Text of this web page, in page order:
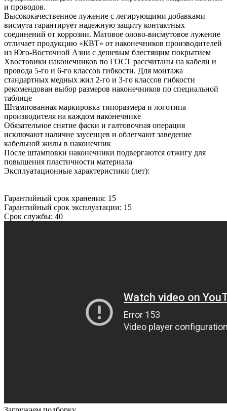
и проводов.
Высококачественное лужение с легирующими добавками
висмута гарантирует надежную защиту контактных
соединений от коррозии. Матовое олово-висмутовое лужение
отличает продукцию «КВТ» от наконечников производителей
из Юго-Восточной Азии с дешевым блестящим покрытием
Хвостовики наконечников по ГОСТ рассчитаны на кабели и
провода 5-го и 6-го классов гибкости. Для монтажа
стандартных медных жил 2-го и 3-го классов гибкости
рекомендован выбор размеров наконечников по специальной
таблице
Штампованная маркировка типоразмера и логотипа
производителя на каждом наконечнике
Обязательное снятие фаски и галтовочная операция
исключают наличие заусенцев и облегчают заведение
кабельной жилы в наконечник
После штамповки наконечники подвергаются отжигу для
повышения пластичности материала
Эксплуатационные характеристики (лет):
Гарантийный срок хранения: 15
Гарантийный срок эксплуатации: 15
Срок службы: 40